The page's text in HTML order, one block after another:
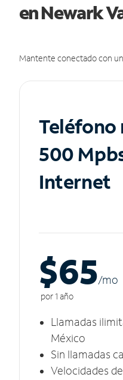
en Newark
Mantente conectado con
Teléfono
500
Internet
$65/mo
por 1 año
Llamadas
México
Sin llamadas
Velocidades